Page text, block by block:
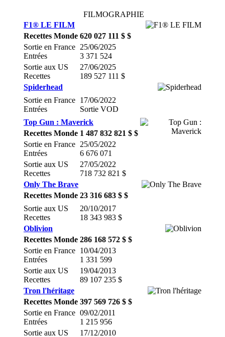
FILMOGRAPHIE
F1® LE FILM
Recettes Monde 620 027 111 $ $
Sortie en France
Entrées
25/06/2025
3 371 524
Sortie aux US
Recettes
27/06/2025
189 527 111 $
Spiderhead
Sortie en France
Entrées
17/06/2022
Sortie VOD
Top Gun : Maverick
Recettes Monde 1 487 832 821 $ $
Sortie en France
Entrées
25/05/2022
6 676 071
Sortie aux US
Recettes
27/05/2022
718 732 821 $
Only The Brave
Recettes Monde 23 316 683 $ $
Sortie aux US
Recettes
20/10/2017
18 343 983 $
Oblivion
Recettes Monde 286 168 572 $ $
Sortie en France
Entrées
10/04/2013
1 331 599
Sortie aux US
Recettes
19/04/2013
89 107 235 $
Tron l'héritage
Recettes Monde 397 569 726 $ $
Sortie en France
Entrées
09/02/2011
1 215 956
Sortie aux US
17/12/2010